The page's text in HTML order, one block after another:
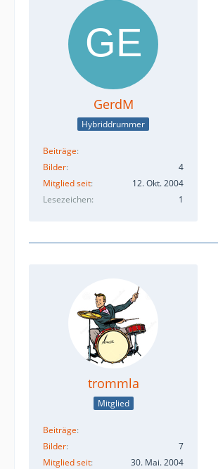
GerdM
Hybriddrummer
Beiträge
Bilder
4
Mitglied seit
12. Okt. 2004
Lesezeichen
1
trommla
Mitglied
Beiträge
Bilder
7
Mitglied seit
30. Mai. 2004